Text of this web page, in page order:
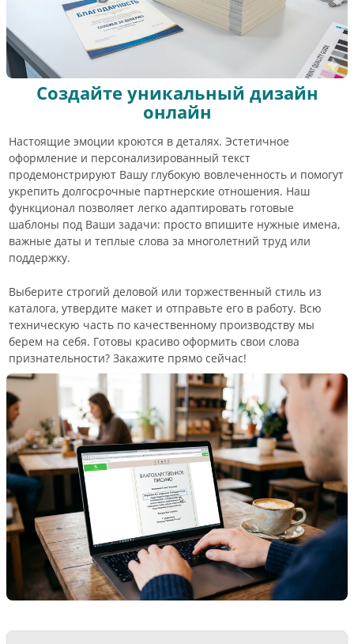
Создайте уникальный дизайн
онлайн
Настоящие эмоции кроются в деталях. Эстетичное
оформление и персонализированный текст
продемонстрируют Вашу глубокую вовлеченность и помогут
укрепить долгосрочные партнерские отношения. Наш
функционал позволяет легко адаптировать готовые
шаблоны под Ваши задачи: просто впишите нужные имена,
важные даты и теплые слова за многолетний труд или
поддержку.
Выберите строгий деловой или торжественный стиль из
каталога, утвердите макет и отправьте его в работу. Всю
техническую часть по качественному производству мы
берем на себя. Готовы красиво оформить свои слова
признательности? Закажите прямо сейчас!